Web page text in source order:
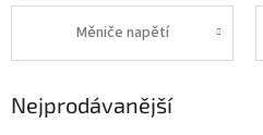
Měniče napětí
Nejprodávanější